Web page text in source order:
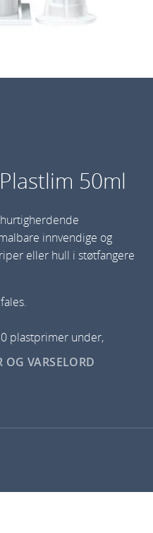
50ml
innvendige og
eller hull i støtfangere
plastprimer under,
OG VARSELORD